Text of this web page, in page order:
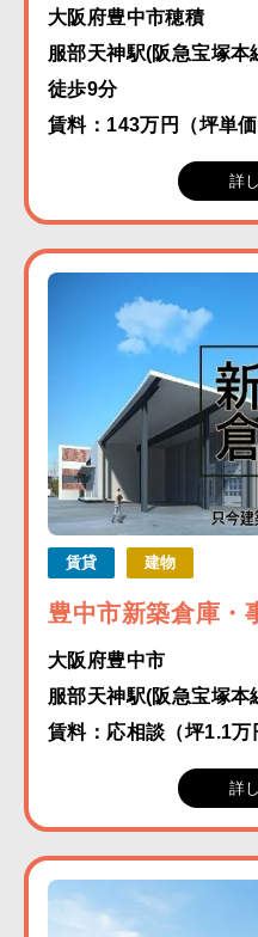
大阪府豊中市穂積
服部天神駅(阪急宝塚本
徒歩9分
賃料：143万円（坪単
詳
賃貸 建物
豊中市新築倉庫・
大阪府豊中市
服部天神駅(阪急宝塚本
賃料：応相談（坪1.1万
詳